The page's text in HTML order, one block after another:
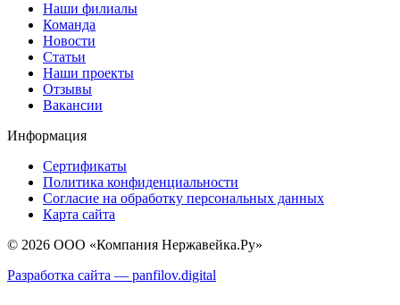
Наши филиалы
Команда
Новости
Статьи
Наши проекты
Отзывы
Вакансии
Информация
Сертификаты
Политика конфиденциальности
Согласие на обработку персональных данных
Карта сайта
© 2026 ООО «Компания Нержавейка.Ру»
Разработка сайта — panfilov.digital